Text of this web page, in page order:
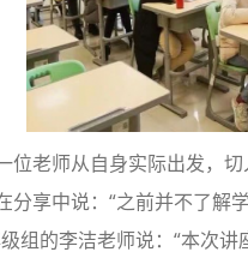
位老师从自身实际出发，
分享中说：“之前并不了
组的李洁老师说：“本次